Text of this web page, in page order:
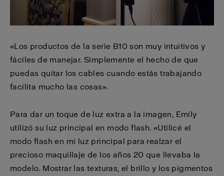
«Los productos de la serie B10 son muy intuitivos y
fáciles de manejar. Simplemente el hecho de que
puedas quitar los cables cuando estás trabajando
facilita mucho las cosas».
Para dar un toque de luz extra a la imagen, Emily
utilizó su luz principal en modo flash. «Utilicé el
modo flash en mi luz principal para realzar el
precioso maquillaje de los años 20 que llevaba la
modelo. Mostrar las texturas, el brillo y los pigmentos